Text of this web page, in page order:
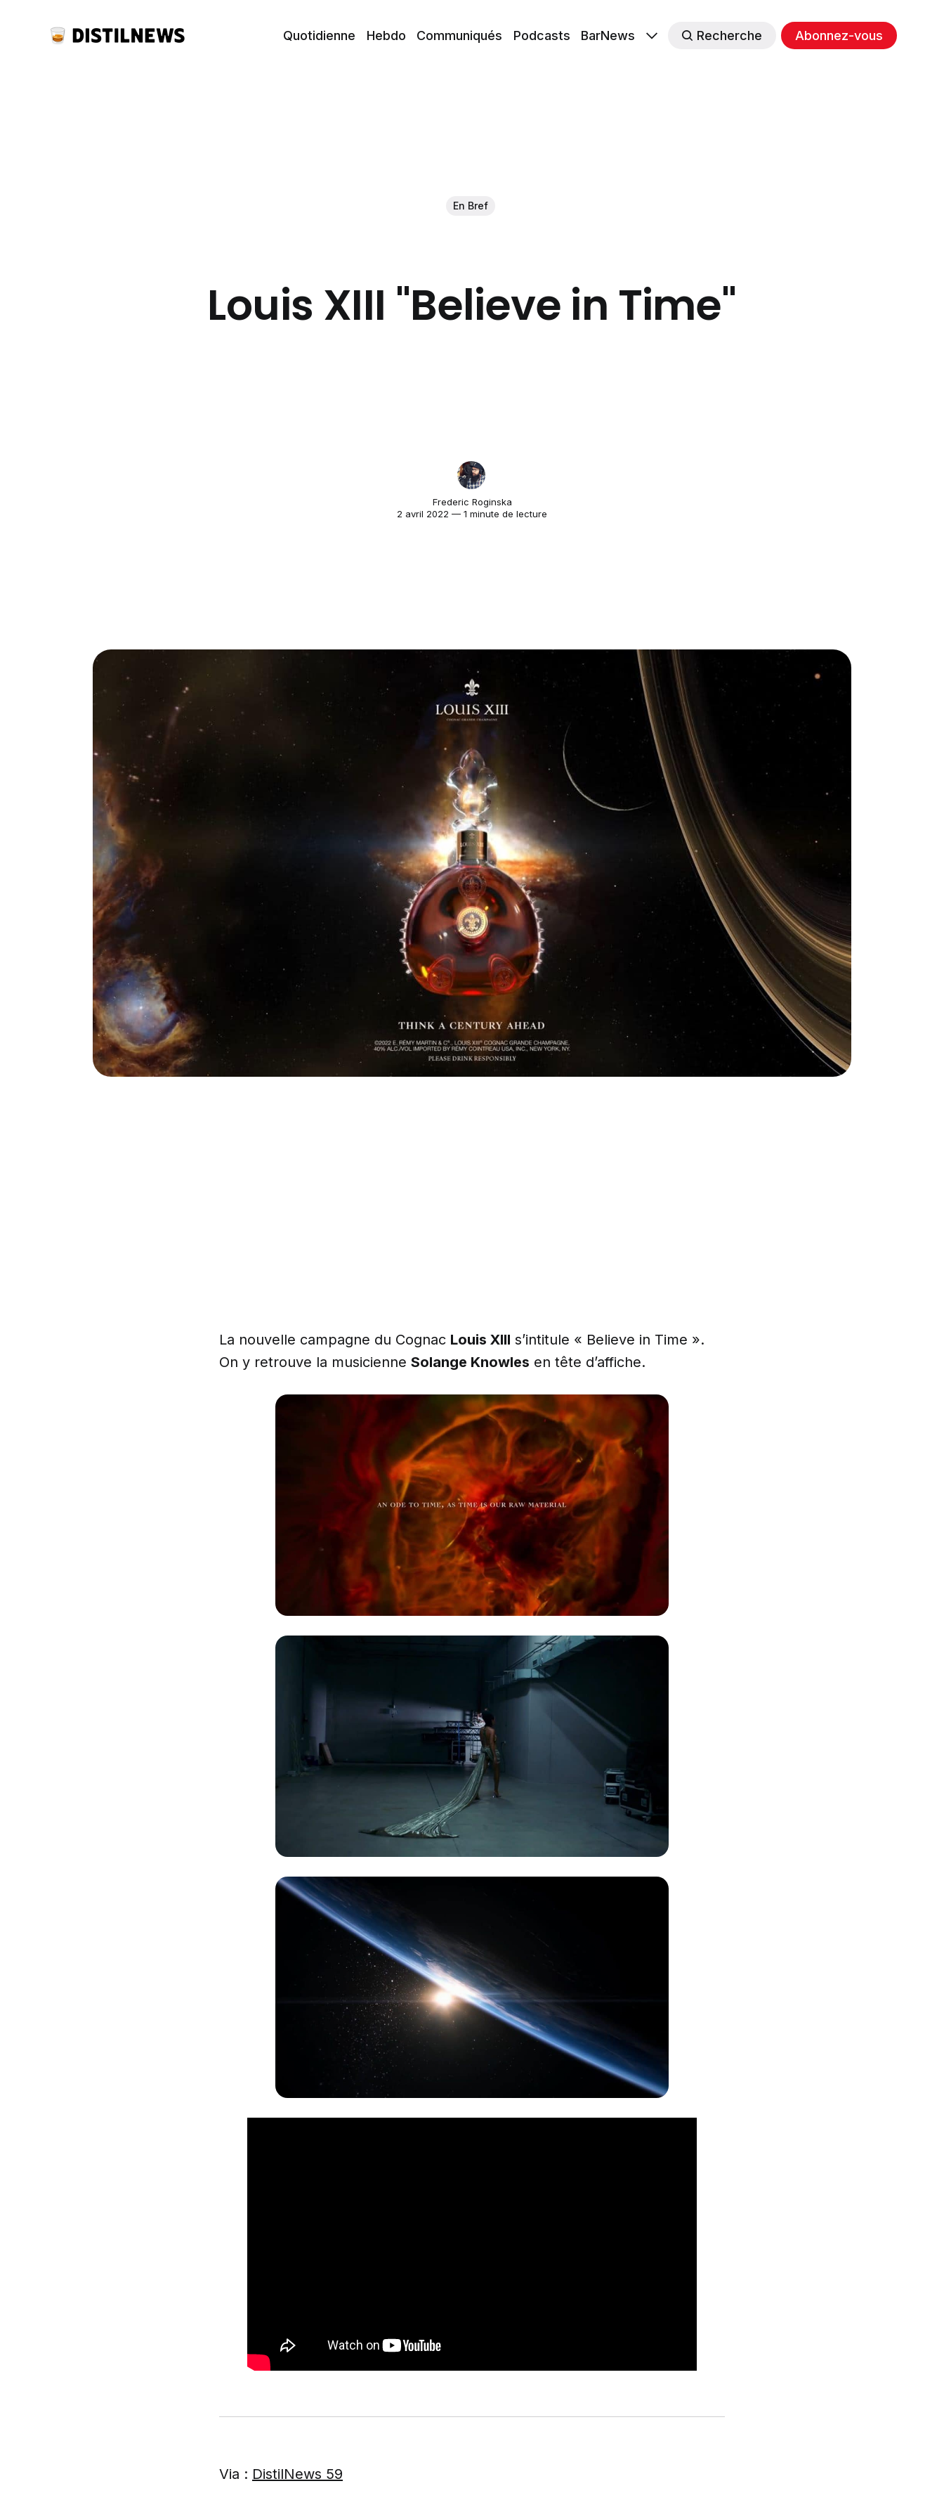
Quotidienne Hebdo Communiqués Podcasts BarNews Recherche Abonnez-vous
En Bref
Louis XIII "Believe in Time"
Frederic Roginska
2 avril 2022 — 1 minute de lecture
La nouvelle campagne du Cognac Louis XIII s’intitule « Believe in Time ».
On y retrouve la musicienne Solange Knowles en tête d’affiche.
Via : DistilNews 59